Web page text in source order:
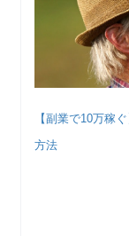
【副業で10万稼
方法